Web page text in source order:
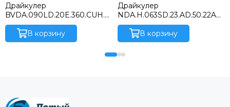
Драйкулер
BVDA.090LD.20E.360.CUH.2
0ALE.T3H ТР-120108 (Терма,
Россия).T3H ‐ Шкаф с
плавным управлением (ЧП)
В корзину
Драйкулер
NDA.H.063SD.23.AD.50.22AL
B.T3H ‐ Шкаф с плавным
управлением (ЧП)
иподогревом ( диапазон
работы ‐30/40 °С)
В корзину